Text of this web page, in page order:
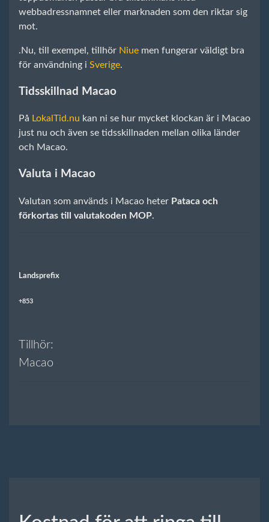
webbadressnamnet eller marknaden som den riktar sig
mot.
.Nu, till exempel, tillhör Niue men fungerar väldigt bra
för användning i Sverige.
Tidsskillnad Macao
På LokalTid.nu kan ni se hur mycket klockan är i Macao
just nu och även se tidsskillnaden mellan olika länder
och Macao.
Valuta i Macao
Valutan som används i Macao heter Pataca och
förkortas till valutakoden MOP.
Landsprefix
+853
Tillhör:
Macao